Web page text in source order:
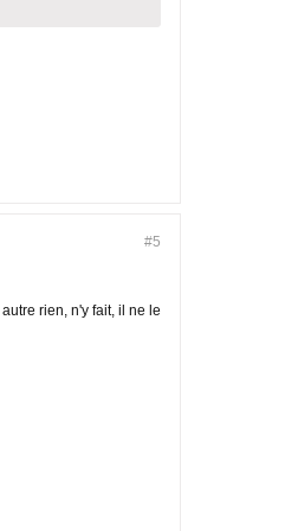
#5
rien, n'y fait, il ne le